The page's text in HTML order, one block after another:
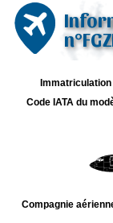
Code IATA du
Compagnie